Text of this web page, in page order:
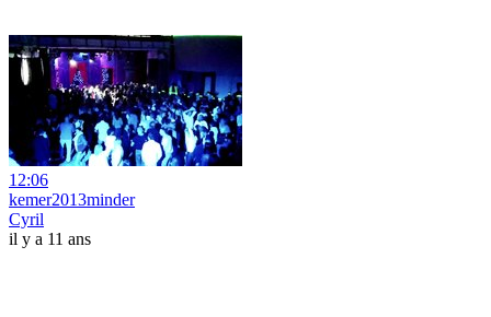
12:06
kemer2013minder
Cyril
il y a 11 ans